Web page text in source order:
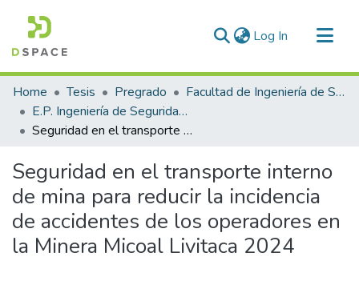
Log In (current)
Communities & Collections
All of DSpace
Statistics
Home Tesis Pregrado
Facultad de Ingeniería de Sistemas
E.P. Ingeniería de Seguridad y Gestión Minera
Seguridad en el transporte interno de mina para reducir la incidencia de accidentes de los operadores en la Minera Micoal Livitaca 2024
Seguridad en el transporte interno
de mina para reducir la incidencia
de accidentes de los operadores en
la Minera Micoal Livitaca 2024